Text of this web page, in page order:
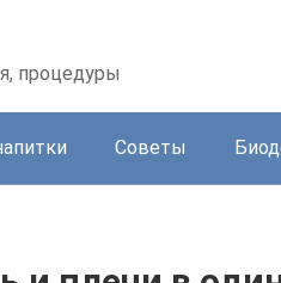
процедуры
Советы